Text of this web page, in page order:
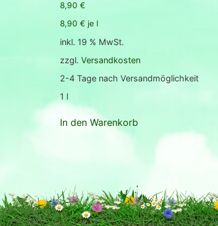
8,90 €
8,90 € je l
inkl. 19 % MwSt.
zzgl. Versandkosten
2-4 Tage nach Versandmöglichkeit
1 l
In den Warenkorb